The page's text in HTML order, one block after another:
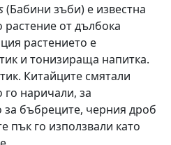
(Бабини зъби) е известна
растение от дълбока
растението е
и тонизираща напитка.
Китайците смятали
го наричали, за
за бъбреците, черния дроб
пък го използвали като